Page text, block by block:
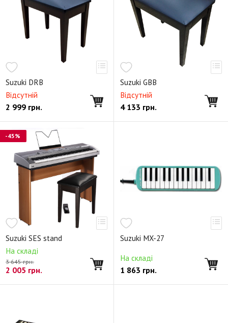
Suzuki DRB
Відсутній
2 999 грн.
Suzuki GBB
Відсутній
4 133 грн.
Suzuki SES stand
На складі
3 645 грн.
2 005 грн.
-45%
Suzuki MX-27
На складі
1 863 грн.